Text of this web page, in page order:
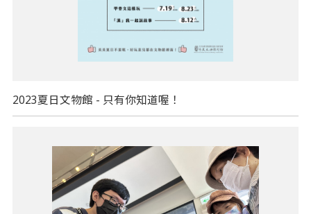
2023夏日文物館 - 只有你知道喔！